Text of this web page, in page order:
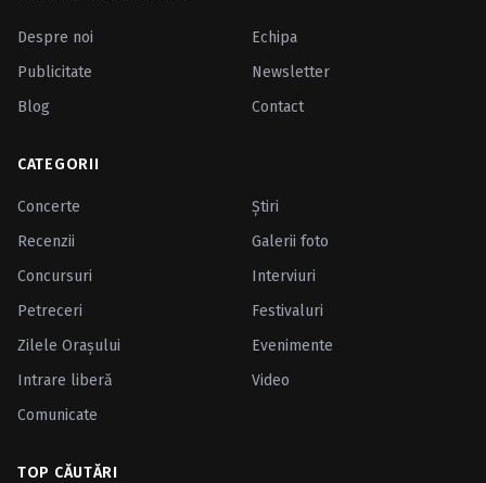
Despre noi
Echipa
Publicitate
Newsletter
Blog
Contact
CATEGORII
Concerte
Ştiri
Recenzii
Galerii foto
Concursuri
Interviuri
Petreceri
Festivaluri
Zilele Oraşului
Evenimente
Intrare liberă
Video
Comunicate
TOP CĂUTĂRI